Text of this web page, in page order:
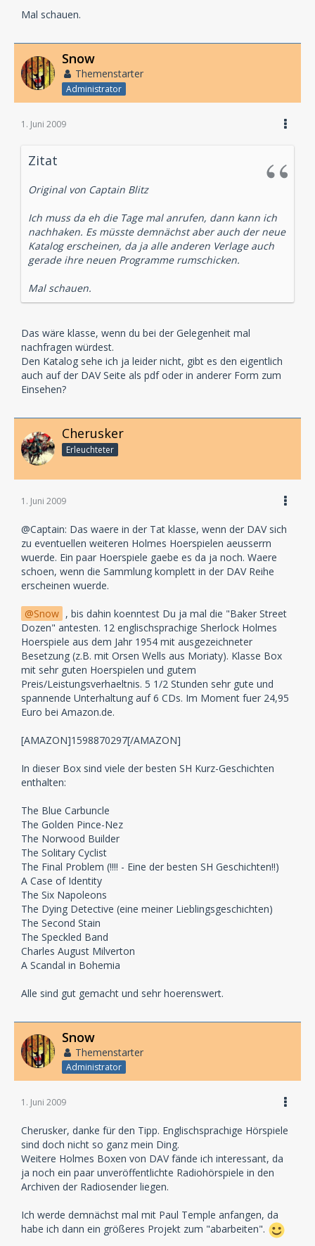
Mal schauen.
Snow
Themenstarter
Administrator
1. Juni 2009
Zitat
Original von Captain Blitz
Ich muss da eh die Tage mal anrufen, dann kann ich
nachhaken. Es müsste demnächst aber auch der neue
Katalog erscheinen, da ja alle anderen Verlage auch
gerade ihre neuen Programme rumschicken.
Mal schauen.
Das wäre klasse, wenn du bei der Gelegenheit mal
nachfragen würdest.
Den Katalog sehe ich ja leider nicht, gibt es den eigentlich
auch auf der DAV Seite als pdf oder in anderer Form zum
Einsehen?
Cherusker
Erleuchteter
1. Juni 2009
@Captain: Das waere in der Tat klasse, wenn der DAV sich
zu eventuellen weiteren Holmes Hoerspielen aeusserrn
wuerde. Ein paar Hoerspiele gaebe es da ja noch. Waere
schoen, wenn die Sammlung komplett in der DAV Reihe
erscheinen wuerde.
Snow , bis dahin koenntest Du ja mal die "Baker Street
Dozen" antesten. 12 englischsprachige Sherlock Holmes
Hoerspiele aus dem Jahr 1954 mit ausgezeichneter
Besetzung (z.B. mit Orsen Wells aus Moriaty). Klasse Box
mit sehr guten Hoerspielen und gutem
Preis/Leistungsverhaeltnis. 5 1/2 Stunden sehr gute und
spannende Unterhaltung auf 6 CDs. Im Moment fuer 24,95
Euro bei Amazon.de.
[AMAZON]1598870297[/AMAZON]
In dieser Box sind viele der besten SH Kurz-Geschichten
enthalten:
The Blue Carbuncle
The Golden Pince-Nez
The Norwood Builder
The Solitary Cyclist
The Final Problem (!!!! - Eine der besten SH Geschichten!!)
A Case of Identity
The Six Napoleons
The Dying Detective (eine meiner Lieblingsgeschichten)
The Second Stain
The Speckled Band
Charles August Milverton
A Scandal in Bohemia
Alle sind gut gemacht und sehr hoerenswert.
Snow
Themenstarter
Administrator
1. Juni 2009
Cherusker, danke für den Tipp. Englischsprachige Hörspiele
sind doch nicht so ganz mein Ding.
Weitere Holmes Boxen von DAV fände ich interessant, da
ja noch ein paar unveröffentlichte Radiohörspiele in den
Archiven der Radiosender liegen.
Ich werde demnächst mal mit Paul Temple anfangen, da
habe ich dann ein größeres Projekt zum "abarbeiten".